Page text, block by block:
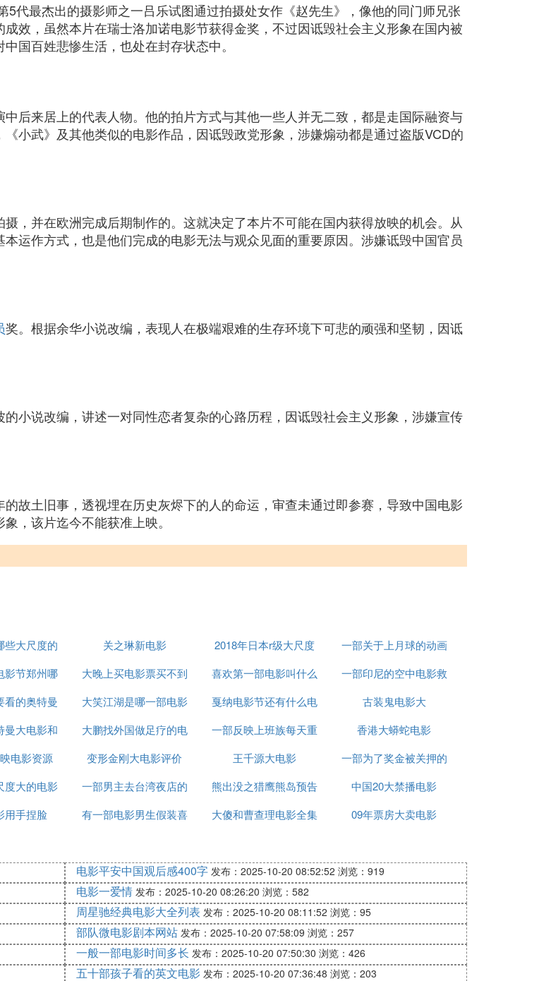
代最杰出的摄影师之一吕乐试图通过拍摄处女作《赵先生》，像他的同门师兄张
效，虽然本片在瑞士洛加诺电影节获得金奖，不过因诋毁社会主义形象在国内被
国百姓悲惨生活，也处在封存状态中。
后来居上的代表人物。他的拍片方式与其他一些人并无二致，都是走国际融资与
小武》及其他类似的电影作品，因诋毁政党形象，涉嫌煽动都是通过盗版VCD的
，并在欧洲完成后期制作的。这就决定了本片不可能在国内获得放映的机会。从
运作方式，也是他们完成的电影无法与观众见面的重要原因。涉嫌诋毁中国官员
奖。根据余华小说改编，表现人在极端艰难的生存环境下可悲的顽强和坚韧，因诋
小说改编，讲述一对同性恋者复杂的心路历程，因诋毁社会主义形象，涉嫌宣传
故土旧事，透视埋在历史灰烬下的人的命运，审查未通过即参赛，导致中国电影
，该片迄今不能获准上映。
些大尺度的
影
关之琳新电影
2018年日本r级大尺度
电影
一部关于上月球的动画
电影
影节郑州哪
里
大晚上买电影票买不到
吗
喜欢第一部电影叫什么
名字
一部印尼的空中电影救
女儿的
看的奥特曼
大电影
大笑江湖是哪一部电影
的主题曲
戛纳电影节还有什么电
影节
古装鬼电影大
曼大电影和
特曼
大鹏找外国做足疗的电
影
一部反映上班族每天重
复生活的电影
香港大蟒蛇电影
电影资源 变形金刚大电影评价 王千源大电影
一部为了奖金被关押的
电影
度大的电影
一部男主去台湾夜店的
电影
熊出没之猎鹰熊岛预告
大电影
中国20大禁播电影
用手捏脸
有一部电影男生假装喜
大傻和曹查理电影全集 09年票房大卖电影
电影平安中国观后感400字 发布：2025-10-20 08:52:52 浏览：919
电影一爱情 发布：2025-10-20 08:26:20 浏览：582
周星驰经典电影大全列表 发布：2025-10-20 08:11:52 浏览：95
部队微电影剧本网站 发布：2025-10-20 07:58:09 浏览：257
一般一部电影时间多长 发布：2025-10-20 07:50:30 浏览：426
五十部孩子看的英文电影 发布：2025-10-20 07:36:48 浏览：203